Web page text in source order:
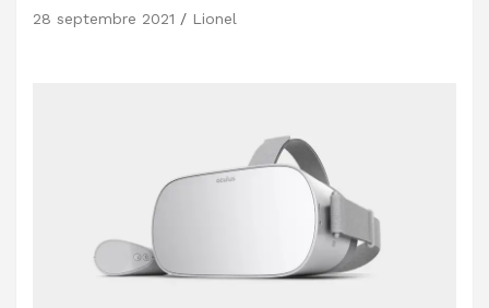
28 septembre 2021 Lionel